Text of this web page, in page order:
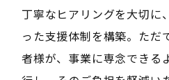
丁寧なヒアリングを大切に
った支援体制を構築。ただ
者様が、事業に専念できる